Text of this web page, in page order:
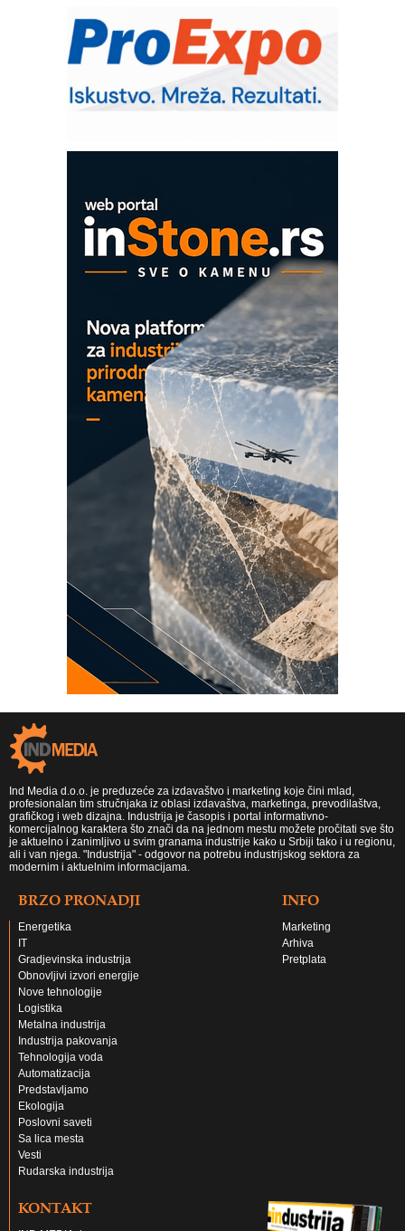
IB BLUMENAUER - više od 40 godina
poverenja u industriji
RMQ-TITAN ADVANCED INDICATOR
– Pametna signalizacija za efikasnije
upravljanje mašinama
EVOKS Maintenance Management
ROSA i SCHUNK podižu proizvodnju
na viši nivo
Detekcija različitih oblika
MAREX - Lim i mašine za savremena
Ind Media d.o.o. je preduzeće za izdavaštvo i marketing koje čini mlad,
profesionalan tim stručnjaka iz oblasi izdavaštva, marketinga, prevodilaštva,
grafičkog i web dizajna. Industrija je časopis i portal informativno-
komercijalnog karaktera što znači da na jednom mestu možete pročitati sve što
je aktuelno i zanimljivo u svim granama industrije kako u Srbiji tako i u regionu,
ali i van njega. "Industrija" - odgovor na potrebu industrijskog sektora za
modernim i aktuelnim informacijama.
BRZO PRONADJI
Energetika
IT
Gradjevinska industrija
Obnovljivi izvori energije
Nove tehnologije
Logistika
Metalna industrija
Industrija pakovanja
Tehnologija voda
Automatizacija
Predstavljamo
Ekologija
Poslovni saveti
Sa lica mesta
Vesti
Rudarska industrija
INFO
Marketing
Arhiva
Pretplata
KONTAKT